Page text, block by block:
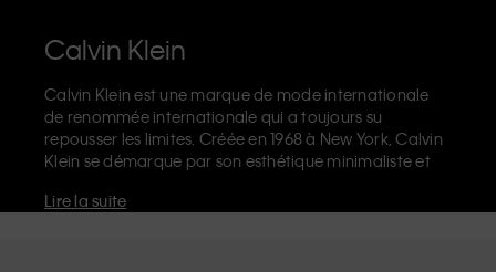
Calvin Klein
Calvin Klein est une marque de mode internationale
de renommée internationale qui a toujours su
repousser les limites. Créée en 1968 à New York, Calvin
Klein se démarque par son esthétique minimaliste et
dans le design de ses produits et sa communication.
Lire la suite